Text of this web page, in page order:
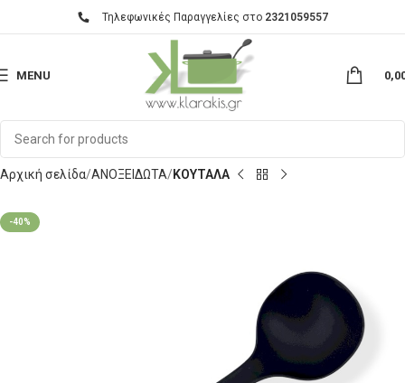
Τηλεφωνικές Παραγγελίες στο 2321059557
MENU
Αρχική σελίδα ΑΝΟΞΕΙΔΩΤΑ ΚΟΥΤΑΛΑ
-40%